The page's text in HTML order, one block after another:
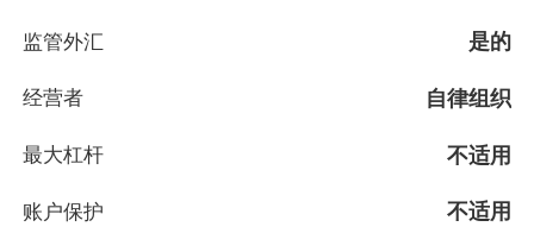
监管外汇 是的
经营者 自律组织
最大杠杆 不适用
账户保护 不适用